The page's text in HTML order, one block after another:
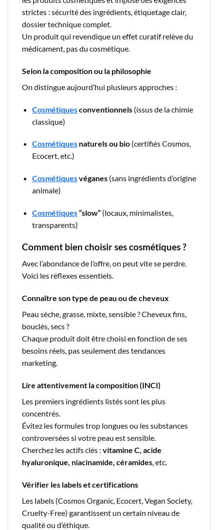
strictes : sécurité des ingrédients, étiquetage clair,
dossier technique complet.
Un produit qui revendique un effet curatif relève du
médicament, pas du cosmétique.
Selon la composition ou la philosophie
On distingue aujourd’hui plusieurs approches :
Cosmétiquesconventionnels(issus de la chimie
classique)
Cosmétiquesnaturels ou bio(certifiés Cosmos,
Ecocert, etc.)
Cosmétiquesvéganes(sans ingrédients d’origine
animale)
Cosmétiques“slow”(locaux, minimalistes,
transparents)
Comment bien choisir ses cosmétiques ?
Avec l’abondance de l’offre, on peut vite se perdre.
Voici les réflexes essentiels.
Connaître son type de peau ou de cheveux
Peau sèche, grasse, mixte, sensible ? Cheveux fins,
bouclés, secs ?
Chaque produit doit être choisi en fonction de ses
besoins réels, pas seulement des tendances
marketing.
Lire attentivement la composition (INCI)
Les premiers ingrédients listés sont les plus
concentrés.
Évitez les formules trop longues ou les substances
controversées si votre peau est sensible.
Cherchez les actifs clés : vitamine C, acide
hyaluronique, niacinamide, céramides, etc.
Vérifier les labels et certifications
Les labels (Cosmos Organic, Ecocert, Vegan Society,
Cruelty-Free) garantissent un certain niveau de
qualité ou d’éthique.